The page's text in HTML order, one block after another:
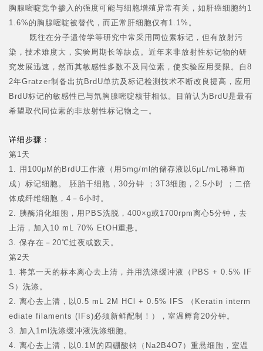
胸腺嘧啶竞争掺入的强度可能与细胞增殖异常有关，如肝癌细胞约1
1.6%的胸腺嘧啶被替代，而正常肝细胞仅有1.1%。
既往在分子遗传学等研究中常采用同位素标记，但有放射污
染，技术难度大，实验周期长等缺点。近年来非放射性标记物的研
究发展迅速，然而其敏感性多数不及同位素，使实验应用受限。自8
2年Gratzer制备出抗BrdU单抗及标记检测技术不断改良提高，应用
BrdU标记的敏感性已与氘胸腺嘧啶核苷相似。目前认为BrdU是最有
希望取代同位素的非放射性标记物之一。
详细步骤：
第1天
1. 用100μM的BrdU工作液（用5mg/ml的储存液以6μL/mL稀释而
成）标记细胞。 胚胎干细胞，30分钟 ；3T3细胞，2.5小时 ；二倍
体成纤维细胞，4－6小时。
2. 胰酶消化细胞，用PBS洗脱，400×g或1700rpm离心5分钟，去
上清，加入10 mL 70% EtOH重悬。
3. 保存在－20℃过夜或数天。
第2天
1. 将第一天的标本离心去上清，并用洗涤缓冲液（PBS + 0.5% IF
S）洗涤。
2. 离心去上清，以0.5 mL 2M HCl + 0.5% IFS （Keratin interm
ediate filaments (IFs)必须新鲜配制！），室温孵育20分钟。
3. 加入1ml洗涤缓冲液洗涤细胞。
4. 离心去上清，以0.1M的四硼酸钠（Na2B4O7 ）重悬细胞，室温